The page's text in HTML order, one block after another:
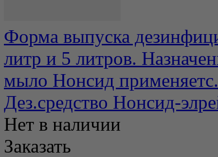
Форма выпуска
литр и 5 литров.
мыло Нонсид
Дез.средство Нонсид-
Нет в наличии
Заказать